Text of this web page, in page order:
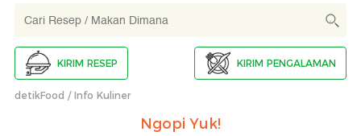
KIRIM RESEP KIRIM PENGALAMAN
detikFood Info Kuliner
Ngopi Yuk!